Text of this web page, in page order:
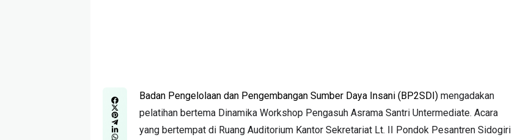
Badan Pengelolaan dan Pengembangan Sumber Daya Insani (BP2SDI) mengadakan
pelatihan bertema Dinamika Workshop Pengasuh Asrama Santri Untermediate. Acara
yang bertempat di Ruang Auditorium Kantor Sekretariat Lt. II Pondok Pesantren Sidogiri